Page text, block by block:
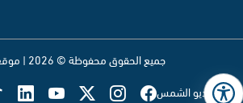
جميع الحقوق محفوظة © 2026 | موقع الشمس
تابع راديو الشمس